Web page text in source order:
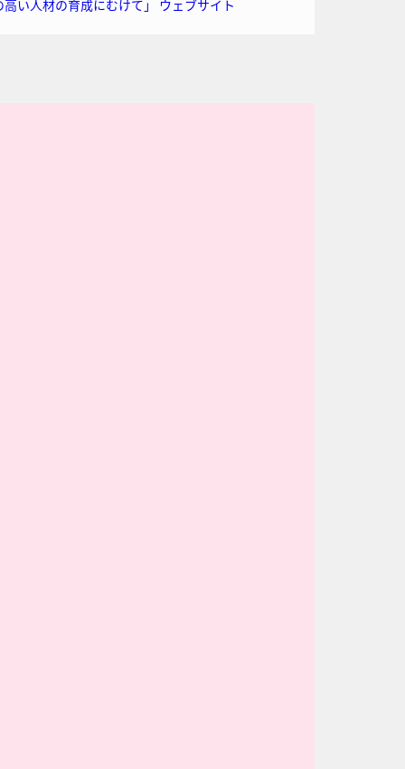
い人材の育成にむけて」 ウェブサイト